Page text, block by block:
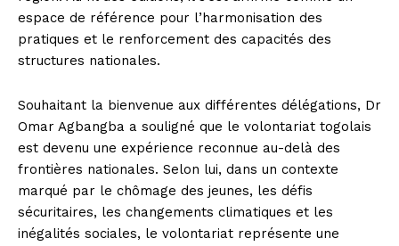
espace de référence pour l’harmonisation des
pratiques et le renforcement des capacités des
structures nationales.
Souhaitant la bienvenue aux différentes délégations, Dr
Omar Agbangba a souligné que le volontariat togolais
est devenu une expérience reconnue au-delà des
frontières nationales. Selon lui, dans un contexte
marqué par le chômage des jeunes, les défis
sécuritaires, les changements climatiques et les
inégalités sociales, le volontariat représente une